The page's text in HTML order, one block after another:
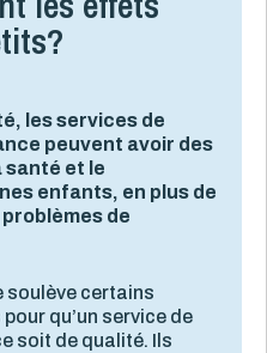
les services de
peuvent avoir des
santé et le
enfants, en plus de
de
soulève certains
qu’un service de
soit de qualité. Ils